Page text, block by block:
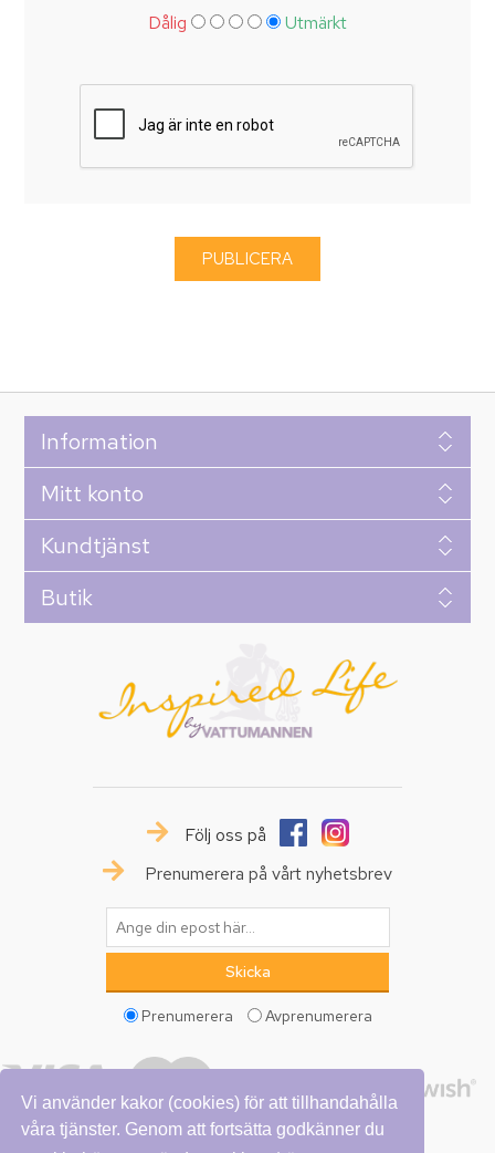
Vi använder kakor (cookies) för att tillhandahålla
våra tjänster. Genom att fortsätta godkänner du
Dålig Utmärkt
Information
Mitt konto
Kundtjänst
Butik
Följ oss på
Prenumerera på vårt nyhetsbrev
Prenumerera Avprenumerera